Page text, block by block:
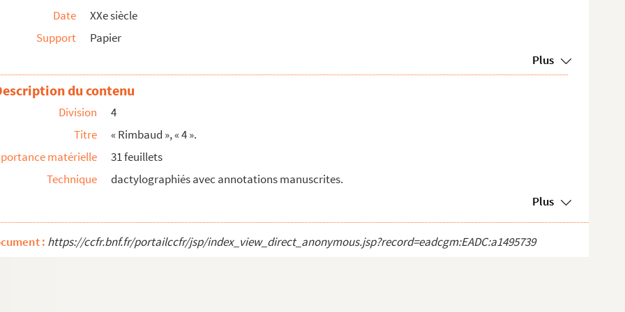
présentant le système des personnages].
un dossier médical ».
Date
XXe siècle
Support
Papier
Plus
du contenu
Division
4
Titre
« Rimbaud », « 4 ».
matérielle
31 feuillets
Technique
dactylographiés avec annotations manuscrites.
Plus
: https://ccfr.bnf.fr/portailccfr/jsp/index_view_direct_anonymous.jsp?record=eadcgm:EADC:a1495739